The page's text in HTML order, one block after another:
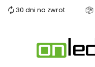
30 dni na zwrot